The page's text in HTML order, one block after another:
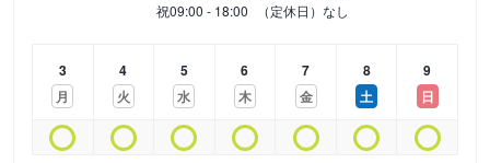
祝09:00 - 18:00 （定休日）なし
3
月
4
火
5
水
6
木
7
金
8
土
9
日